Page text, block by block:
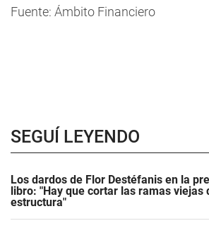
Fuente: Ámbito Financiero
SEGUÍ LEYENDO
Los dardos de Flor Destéfanis en la
libro: "Hay que cortar las ramas viejas
estructura"